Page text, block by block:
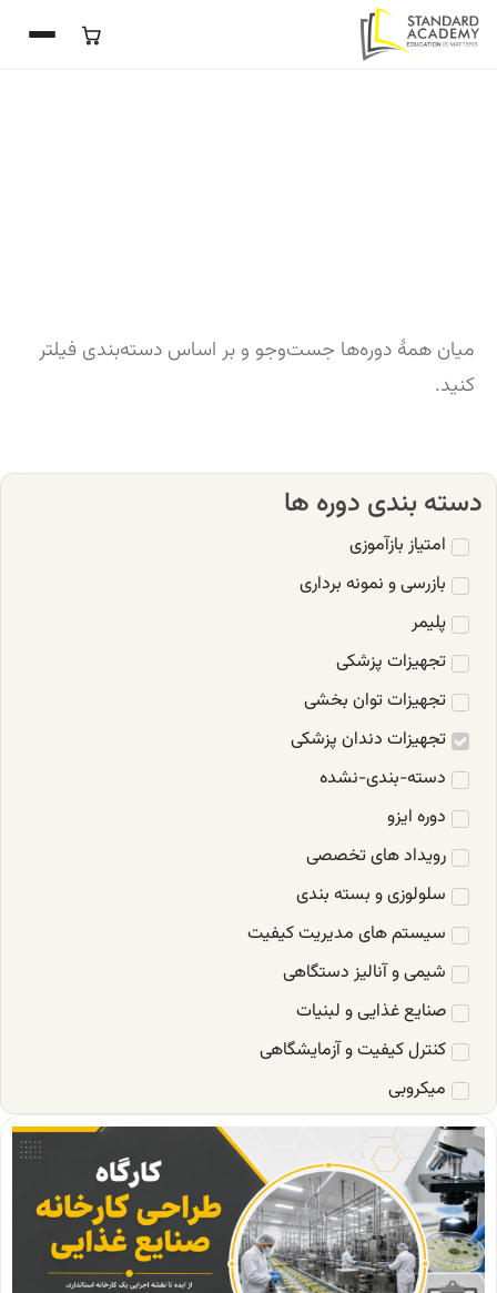
میان همهٔ دوره‌ها جست‌وجو و بر اساس دسته‌بندی فیلتر
کنید.
دسته بندی دوره ها
امتیاز بازآموزی
بازرسی و نمونه برداری
پلیمر
تجهیزات پزشکی
تجهیزات توان بخشی
تجهیزات دندان پزشکی
دسته-بندی-نشده
دوره ایزو
رویداد های تخصصی
سلولوزی و بسته بندی
سیستم های مدیریت کیفیت
شیمی و آنالیز دستگاهی
صنایع غذایی و لبنیات
کنترل کیفیت و آزمایشگاهی
میکروبی